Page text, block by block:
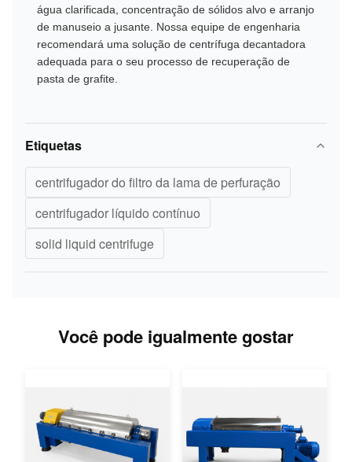
água clarificada, concentração de sólidos alvo e arranjo
de manuseio a jusante. Nossa equipe de engenharia
recomendará uma solução de centrífuga decantadora
adequada para o seu processo de recuperação de
pasta de grafite.
Etiquetas
centrifugador do filtro da lama de perfuração
centrifugador líquido contínuo
solid liquid centrifuge
Você pode igualmente gostar